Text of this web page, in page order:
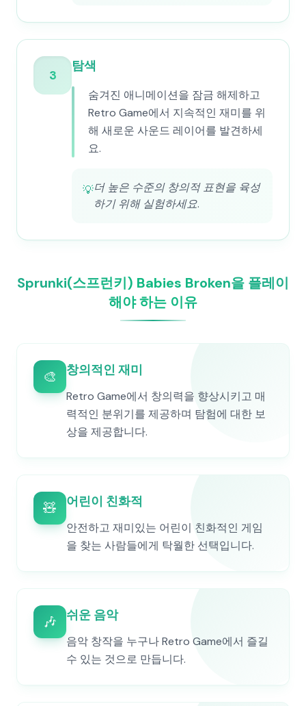
3
탐색
숨겨진 애니메이션을 잠금 해제하고
Retro Game에서 지속적인 재미를 위
해 새로운 사운드 레이어를 발견하세
요.
💡더 높은 수준의 창의적 표현을 육성
하기 위해 실험하세요.
Sprunki(스프런키) Babies Broken을 플레이
해야 하는 이유
🎨 창의적인 재미
Retro Game에서 창의력을 향상시키고 매
력적인 분위기를 제공하며 탐험에 대한 보
상을 제공합니다.
🧸 어린이 친화적
안전하고 재미있는 어린이 친화적인 게임
을 찾는 사람들에게 탁월한 선택입니다.
🎶 쉬운 음악
음악 창작을 누구나 Retro Game에서 즐길
수 있는 것으로 만듭니다.